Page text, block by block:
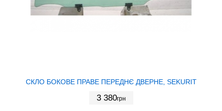
СКЛО БОКОВЕ ПРАВЕ ПЕРЕДНЄ ДВЕРНЕ, SEKURIT
3 380грн